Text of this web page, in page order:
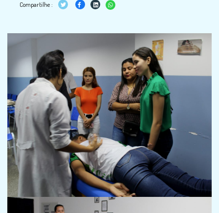
Compartilhe :